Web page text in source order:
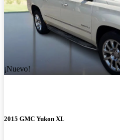
¡Nuevo!
2015 GMC Yukon XL